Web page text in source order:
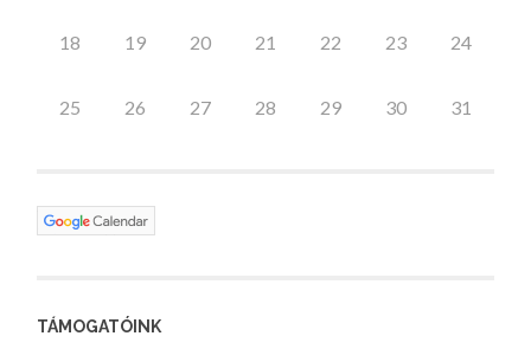
18 19 20 21 22 23 24
25 26 27 28 29 30 31
TÁMOGATÓINK